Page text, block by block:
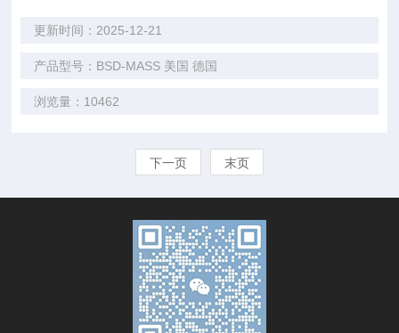
更新时间：2025-12-21
产品型号：BSD-MASS 美国 德国
浏览量：10462
下一页 末页